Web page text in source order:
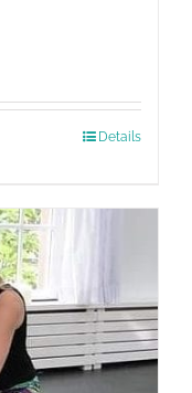
Details